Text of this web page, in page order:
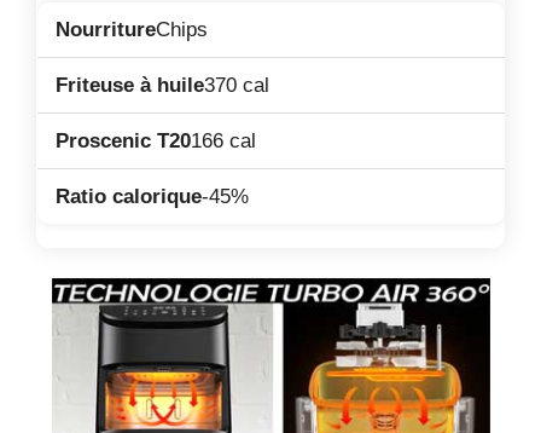
Chips
370 cal
166 cal
-45%